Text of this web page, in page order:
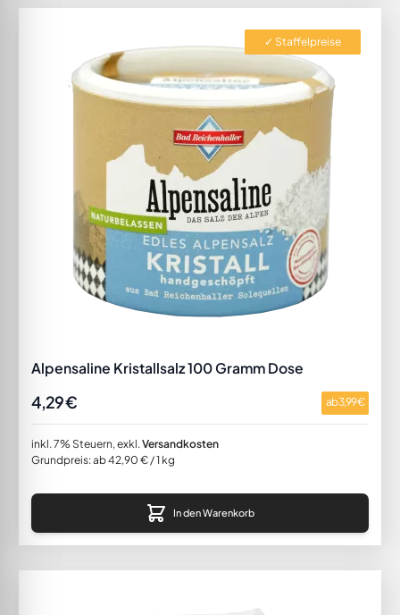
✓ Staffelpreise
Alpensaline Kristallsalz 100 Gramm Dose
4,29 € ab3,99 €
inkl. 7% Steuern,exkl.Versandkosten
Grundpreis: ab 42,90 € / 1 kg
In den Warenkorb